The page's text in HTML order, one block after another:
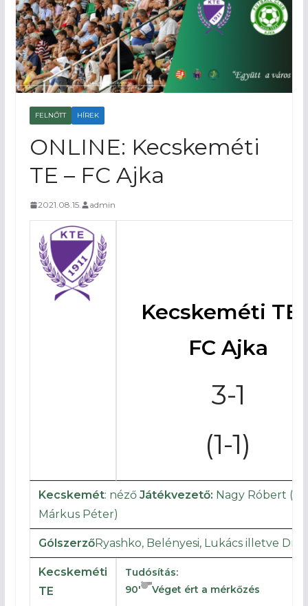
FELNŐTT HÍREK
ONLINE: Kecskeméti
TE – FC Ajka
2021.08.15. admin
Kecskeméti TE
FC Ajka
3-1
(1-1)
Kecskemét: néző Játékvezető: Nagy Róbert
Márkus Péter)
GólszerzőRyashko, Belényesi, Lukács illetve
Kecskeméti
TE
Tudósítás:
90′
Véget ért a mérkőzés